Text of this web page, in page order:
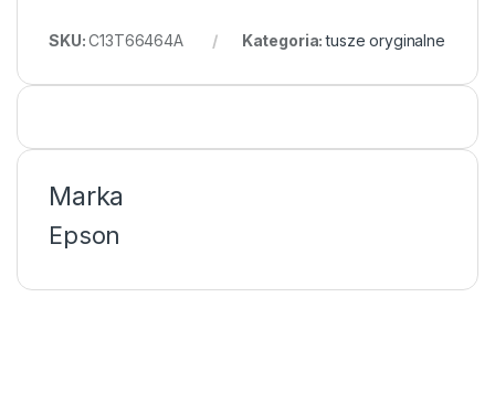
SKU:C13T66464A Kategoria:tusze oryginalne
Marka
Epson